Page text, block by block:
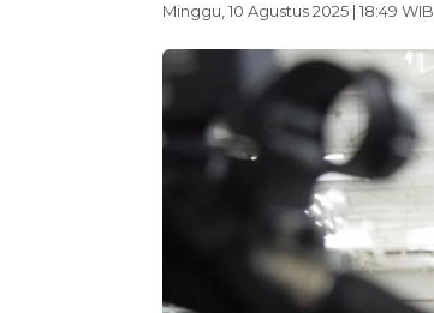
Minggu, 10 Agustus 2025 | 18:49 WIB